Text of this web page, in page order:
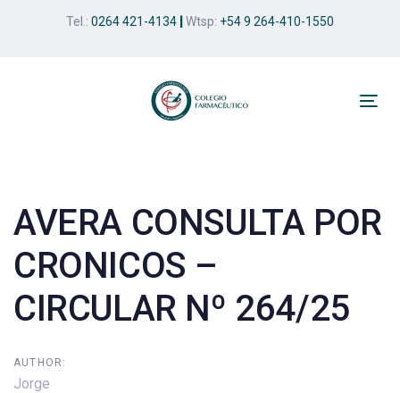
Tel.: 0264 421-4134 Wtsp: +54 9 264-410-1550
AVERA CONSULTA POR
CRONICOS –
CIRCULAR Nº 264/25
AUTHOR:
Jorge
navigation